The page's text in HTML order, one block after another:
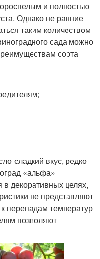
и полностью
Однако не ранние
таким количеством
сада можно
сорта
сладкий вкус, редко
«альфа»
в декоративных целях,
не представляют
перепадам температур
позволяют